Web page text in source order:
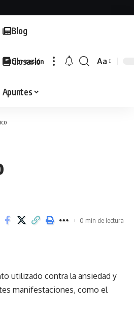
Blog
Glosario
Apuntes
Iniciar sesión
Font
Aa
0 min de lectura
utilizado contra la ansiedad y
manifestaciones, como el